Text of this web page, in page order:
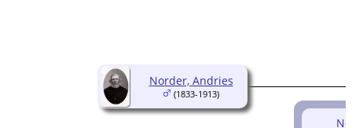
Norder, Andries
(1833-1913)